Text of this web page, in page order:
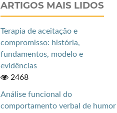
ARTIGOS MAIS LIDOS
Terapia de aceitação e
compromisso: história,
fundamentos, modelo e
evidências
2468
Análise funcional do
comportamento verbal de humor